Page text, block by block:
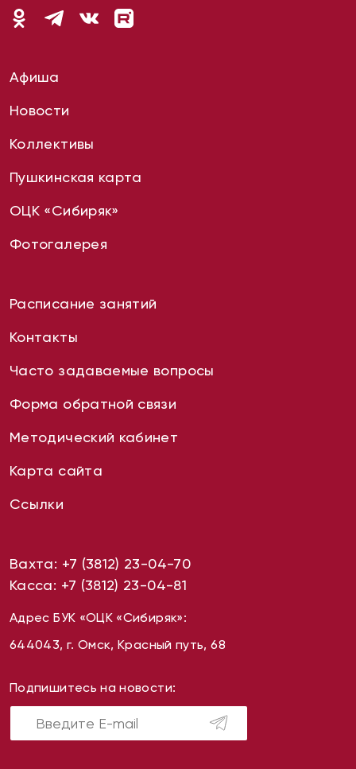
Афиша
Новости
Коллективы
Пушкинская карта
ОЦК «Сибиряк»
Фотогалерея
Расписание занятий
Контакты
Часто задаваемые вопросы
Форма обратной связи
Методический кабинет
Карта сайта
Ссылки
Вахта: +7 (3812) 23-04-70
Касса: +7 (3812) 23-04-81
Адрес БУК «ОЦК «Сибиряк»:
644043, г. Омск, Красный путь, 68
Подпишитесь на новости: